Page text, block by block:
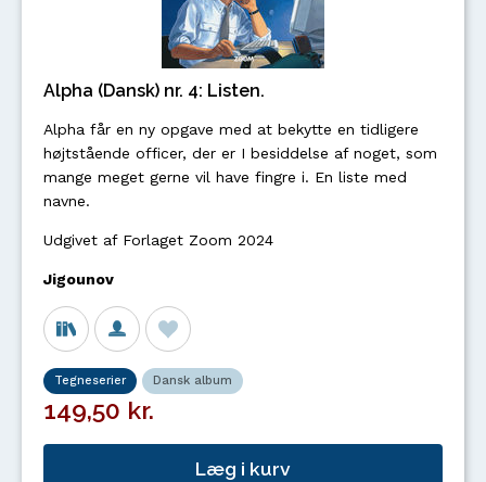
Alpha (Dansk) nr. 4: Listen.
Alpha får en ny opgave med at bekytte en tidligere
højtstående officer, der er I besiddelse af noget, som
mange meget gerne vil have fingre i. En liste med
navne.
Udgivet af Forlaget Zoom 2024
Jigounov
Tegneserier Dansk album
149,50 kr.
Læg i kurv